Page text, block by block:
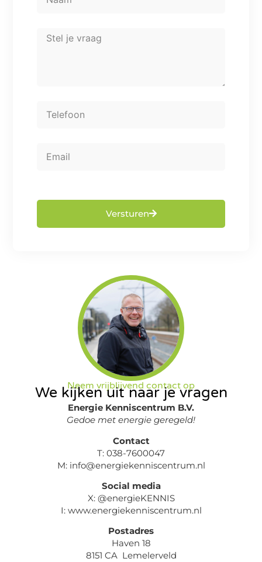
Versturen
Neem vrijblijvend contact op
We kijken uit naar je vragen
Energie Kenniscentrum B.V.
Gedoe met energie geregeld!
Contact
T: 038-7600047
M: info@energiekenniscentrum.nl
Social media
X: @energieKENNIS
I: www.energiekenniscentrum.nl
Postadres
Haven 18
8151 CA Lemelerveld